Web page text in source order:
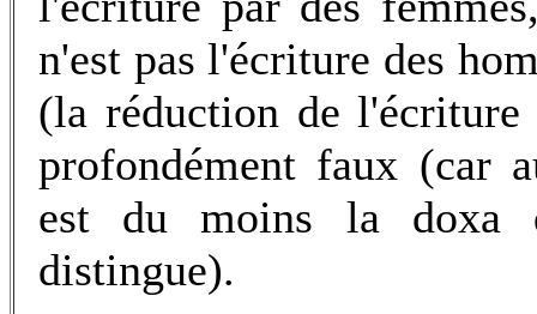
n'est pas l'écriture des
(la réduction de l'écriture
profondément faux (car
est du moins la doxa
distingue).